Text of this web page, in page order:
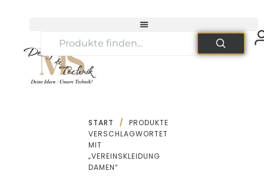
START /
PRODUKTE
VERSCHLAGWORTET
MIT
„VEREINSKLEIDUNG
DAMEN“